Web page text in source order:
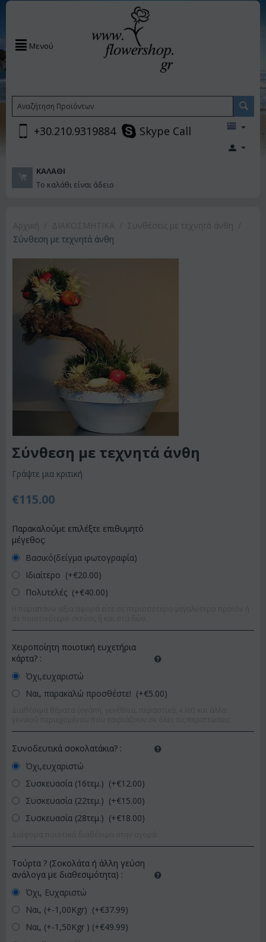
Μενού
+30.210.9319884 Skype Call
ΚΑΛΆΘΙ
Το καλάθι είναι άδειο
Σύνθεση με τεχνητά άνθη
Σύνθεση με τεχνητά άνθη
Γράψτε μια κριτική
€115.00
Παρακαλούμε επιλέξτε επιθυμητό
μέγεθος:
Βασικό(δείγμα φωτογραφία)
Ιδιαίτερο (+€20.00)
Πολυτελές (+€40.00)
Χειροποίητη ποιοτική ευχετήρια
κάρτα? :
Όχι,ευχαριστώ
Ναι, παρακαλώ προσθέστε! (+€5.00)
Συνοδευτικά σοκολατάκια? :
Όχι,ευχαριστώ
Συσκευασία (16τεμ.) (+€12.00)
Συσκευασία (22τεμ.) (+€15.00)
Συσκευασία (28τεμ.) (+€18.00)
Τούρτα ? (Σοκολάτα ή άλλη γεύση
ανάλογα με διαθεσιμότητα) :
Όχι, Ευχαριστώ
Ναι, (+-1,00Kgr) (+€37.99)
Ναι, (+-1,50Kgr ) (+€49.99)